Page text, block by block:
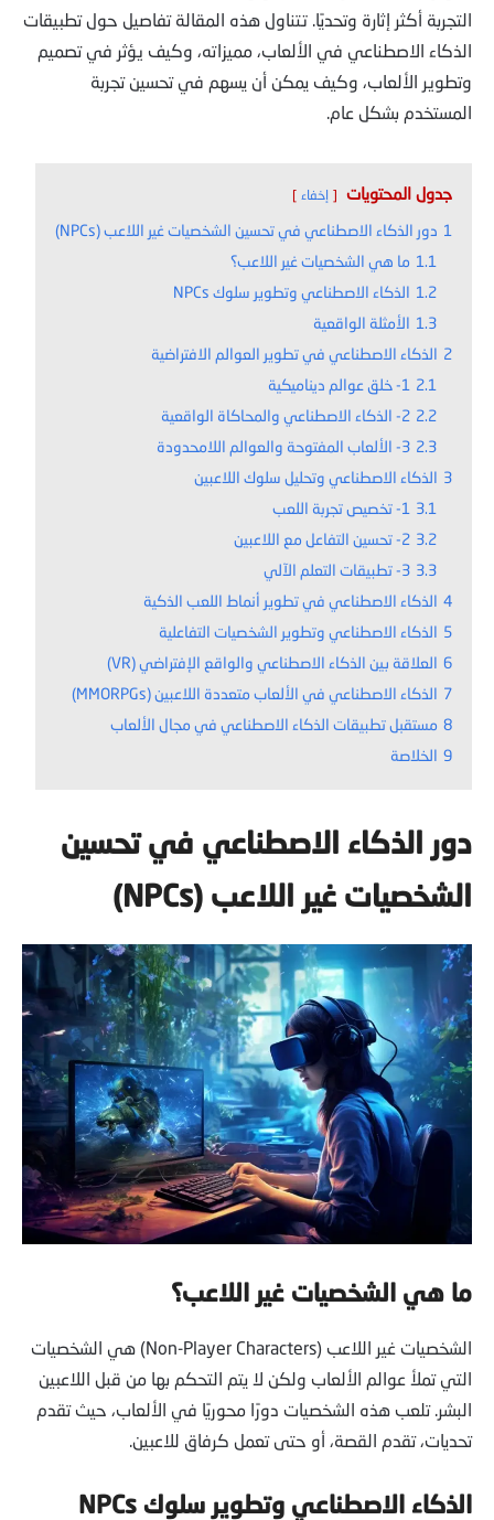
التجربة أكثر إثارة وتحديًا. تتناول هذه المقالة تفاصيل حول تطبيقات
الذكاء الاصطناعي في الألعاب، مميزاته، وكيف يؤثر في تصميم
وتطوير الألعاب، وكيف يمكن أن يسهم في تحسين تجربة
المستخدم بشكل عام.
جدول المحتويات إخفاء
1 دور الذكاء الاصطناعي في تحسين الشخصيات غير اللاعب (NPCs)
1.1 ما هي الشخصيات غير اللاعب؟
1.2 الذكاء الاصطناعي وتطوير سلوك NPCs
1.3 الأمثلة الواقعية
2 الذكاء الاصطناعي في تطوير العوالم الافتراضية
2.1 1- خلق عوالم ديناميكية
2.2 2- الذكاء الاصطناعي والمحاكاة الواقعية
2.3 3- الألعاب المفتوحة والعوالم اللامحدودة
3 الذكاء الاصطناعي وتحليل سلوك اللاعبين
3.1 1- تخصيص تجربة اللعب
3.2 2- تحسين التفاعل مع اللاعبين
3.3 3- تطبيقات التعلم الآلي
4 الذكاء الاصطناعي في تطوير أنماط اللعب الذكية
5 الذكاء الاصطناعي وتطوير الشخصيات التفاعلية
6 العلاقة بين الذكاء الاصطناعي والواقع الإفتراضي (VR)
7 الذكاء الاصطناعي في الألعاب متعددة اللاعبين (MMORPGs)
8 مستقبل تطبيقات الذكاء الاصطناعي في مجال الألعاب
9 الخلاصة
دور الذكاء الاصطناعي في تحسين
الشخصيات غير اللاعب (NPCs)
ما هي الشخصيات غير اللاعب؟
الشخصيات غير اللاعب (Non-Player Characters) هي الشخصيات
التي تملأ عوالم الألعاب ولكن لا يتم التحكم بها من قبل اللاعبين
البشر. تلعب هذه الشخصيات دورًا محوريًا في الألعاب، حيث تقدم
تحديات، تقدم القصة، أو حتى تعمل كرفاق للاعبين.
الذكاء الاصطناعي وتطوير سلوك NPCs